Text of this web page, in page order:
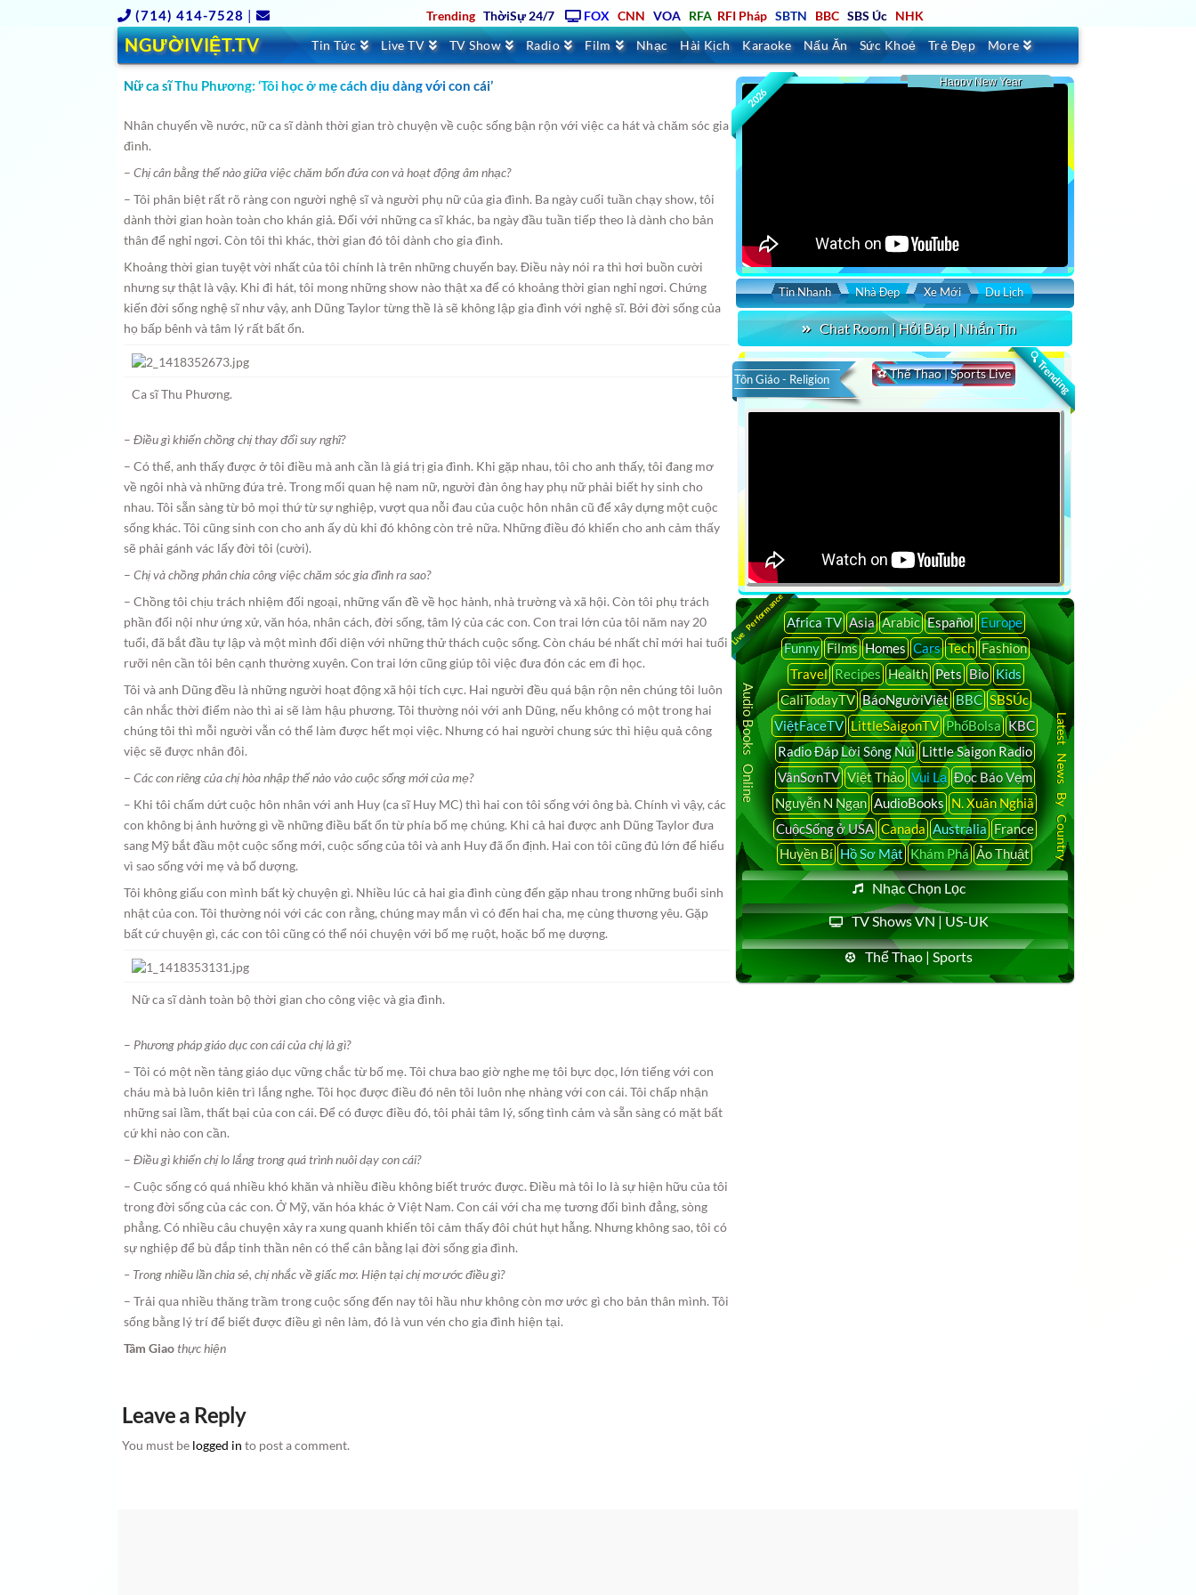
(714) 414-7528 | Trending ThờiSự 24/7 FOX CNN VOA RFA RFI Pháp SBTN BBC SBS Úc NHK
NGƯỜIVIỆT.TV Tin Tức Live TV TV Show Radio Film Nhạc Hài Kịch Karaoke Nấu Ăn Sức Khoẻ Trẻ Đẹp More
Nữ ca sĩ Thu Phương: ‘Tôi học ở mẹ cách dịu dàng với con cái’
Nhân chuyến về nước, nữ ca sĩ dành thời gian trò chuyện về cuộc sống bận rộn với việc ca hát và chăm sóc gia
đình.
–Chị cân bằng thế nào giữa việc chăm bốn đứa con và hoạt động âm nhạc?
– Tôi phân biệt rất rõ ràng con người nghệ sĩ và người phụ nữ của gia đình. Ba ngày cuối tuần chạy show, tôi
dành thời gian hoàn toàn cho khán giả. Đối với những ca sĩ khác, ba ngày đầu tuần tiếp theo là dành cho bản
thân để nghỉ ngơi. Còn tôi thì khác, thời gian đó tôi dành cho gia đình.
Khoảng thời gian tuyệt vời nhất của tôi chính là trên những chuyến bay. Điều này nói ra thì hơi buồn cười
nhưng sự thật là vậy. Khi đi hát, tôi mong những show nào thật xa để có khoảng thời gian nghỉ ngơi. Chứng
kiến đời sống nghệ sĩ như vậy, anh Dũng Taylor từng thề là sẽ không lập gia đình với nghệ sĩ. Bởi đời sống của
họ bấp bênh và tâm lý rất bất ổn.
Ca sĩ Thu Phương.
–Điều gì khiến chồng chị thay đổi suy nghĩ?
– Có thể, anh thấy được ở tôi điều mà anh cần là giá trị gia đình. Khi gặp nhau, tôi cho anh thấy, tôi đang mơ
về ngôi nhà và những đứa trẻ. Trong mối quan hệ nam nữ, người đàn ông hay phụ nữ phải biết hy sinh cho
nhau. Tôi sẵn sàng từ bỏ mọi thứ từ sự nghiệp, vượt qua nỗi đau của cuộc hôn nhân cũ để xây dựng một cuộc
sống khác. Tôi cũng sinh con cho anh ấy dù khi đó không còn trẻ nữa. Những điều đó khiến cho anh cảm thấy
sẽ phải gánh vác lấy đời tôi (cười).
–Chị và chồng phân chia công việc chăm sóc gia đình ra sao?
– Chồng tôi chịu trách nhiệm đối ngoại, những vấn đề về học hành, nhà trường và xã hội. Còn tôi phụ trách
phần đối nội như ứng xử, văn hóa, nhân cách, đời sống, tâm lý của các con. Con trai lớn của tôi năm nay 20
tuổi, đã bắt đầu tự lập và một mình đối diện với những thử thách cuộc sống. Còn cháu bé nhất chỉ mới hai tuổi
rưỡi nên cần tôi bên cạnh thường xuyên. Con trai lớn cũng giúp tôi việc đưa đón các em đi học.
Tôi và anh Dũng đều là những người hoạt động xã hội tích cực. Hai người đều quá bận rộn nên chúng tôi luôn
cân nhắc thời điểm nào thì ai sẽ làm hậu phương. Tôi thường nói với anh Dũng, nếu không có một trong hai
chúng tôi thì mỗi người vẫn có thể làm được hết mọi việc. Nhưng có hai người chung sức thì hiệu quả công
việc sẽ được nhân đôi.
–Các con riêng của chị hòa nhập thế nào vào cuộc sống mới của mẹ?
– Khi tôi chấm dứt cuộc hôn nhân với anh Huy (ca sĩ Huy MC) thì hai con tôi sống với ông bà. Chính vì vậy, các
con không bị ảnh hưởng gì về những điều bất ổn từ phía bố mẹ chúng. Khi cả hai được anh Dũng Taylor đưa
sang Mỹ bắt đầu một cuộc sống mới, cuộc sống của tôi và anh Huy đã ổn định. Hai con tôi cũng đủ lớn để hiểu
vì sao sống với mẹ và bố dượng.
Tôi không giấu con mình bất kỳ chuyện gì. Nhiều lúc cả hai gia đình cùng đến gặp nhau trong những buổi sinh
nhật của con. Tôi thường nói với các con rằng, chúng may mắn vì có đến hai cha, mẹ cùng thương yêu. Gặp
bất cứ chuyện gì, các con tôi cũng có thể nói chuyện với bố mẹ ruột, hoặc bố mẹ dượng.
Nữ ca sĩ dành toàn bộ thời gian cho công việc và gia đình.
– Phương pháp giáo dục con cái của chị là gì?
– Tôi có một nền tảng giáo dục vững chắc từ bố mẹ. Tôi chưa bao giờ nghe mẹ tôi bực dọc, lớn tiếng với con
cháu mà bà luôn kiên trì lắng nghe. Tôi học được điều đó nên tôi luôn nhẹ nhàng với con cái. Tôi chấp nhận
những sai lầm, thất bại của con cái. Để có được điều đó, tôi phải tâm lý, sống tình cảm và sẵn sàng có mặt bất
cứ khi nào con cần.
– Điều gì khiến chị lo lắng trong quá trình nuôi dạy con cái?
– Cuộc sống có quá nhiều khó khăn và nhiều điều không biết trước được. Điều mà tôi lo là sự hiện hữu của tôi
trong đời sống của các con. Ở Mỹ, văn hóa khác ở Việt Nam. Con cái với cha mẹ tương đối bình đẳng, sòng
phẳng. Có nhiều câu chuyện xảy ra xung quanh khiến tôi cảm thấy đôi chút hụt hẫng. Nhưng không sao, tôi có
sự nghiệp để bù đắp tinh thần nên có thể cân bằng lại đời sống gia đình.
– Trong nhiều lần chia sẻ, chị nhắc về giấc mơ. Hiện tại chị mơ ước điều gì?
– Trải qua nhiều thăng trầm trong cuộc sống đến nay tôi hầu như không còn mơ ước gì cho bản thân mình. Tôi
sống bằng lý trí để biết được điều gì nên làm, đó là vun vén cho gia đình hiện tại.
Tâm Giao thực hiện
Leave a Reply
You must be logged in to post a comment.
2026
Happy New Year
Tin Nhanh Nhà Đẹp Xe Mới Du Lịch
Chat Room | Hỏi Đáp | Nhắn Tin
🔍 Trending
⚽ Thể Thao | Sports Live
Tôn Giáo - Religion
Live PerformanceAfrica TV Asia Arabic Español Europe
Funny Films Homes Cars Tech Fashion
Travel Recipes Health Pets Bio Kids
CaliTodayTV BáoNgườiViệt BBC SBSÚc
ViệtFaceTV LittleSaigonTV PhốBolsa KBC
Radio Đáp Lời Sông Núi Little Saigon Radio
VânSơnTV Việt Thảo Vui Lạ Đọc Báo Vẹm
Nguyễn N Ngạn AudioBooks N. Xuân Nghiã
CuộcSống ở USA Canada Australia France
Huyền Bí Hồ Sơ Mật Khám Phá Ảo Thuật
Nhạc Chọn Lọc
TV Shows VN | US-UK
Thể Thao | Sports
Audio Books Online Latest News By Country